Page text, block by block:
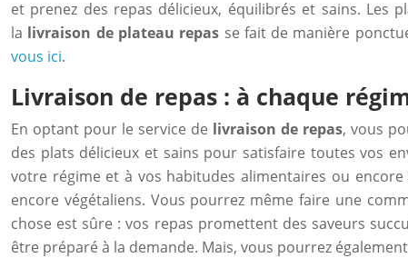
et prenez des repas délicieux, équilibrés et sains. Les
la livraison de plateau repas se fait de manière
vous ici.
Livraison de repas : à chaque
En optant pour le service de livraison de repas, vous
des plats délicieux et sains pour satisfaire toutes vos
votre régime et à vos habitudes alimentaires ou
encore végétaliens. Vous pourrez même faire une
chose est sûre : vos repas promettent des saveurs
être préparé à la demande. Mais, vous pourrez